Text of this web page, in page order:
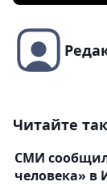
Читайте
СМИ
человека» в